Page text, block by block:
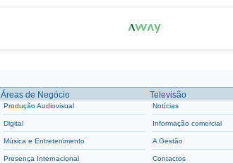
Áreas de Negócio
Produção Audiovisual
Digital
Música e Entretenimento
Presença Internacional
Televisão
Notícias
Informação comercial
A Gestão
Contactos